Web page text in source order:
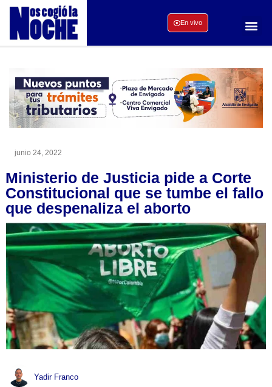
En vivo
junio 24, 2022
Ministerio de Justicia pide a Corte
Constitucional que se tumbe el fallo
que despenaliza el aborto
Yadir Franco